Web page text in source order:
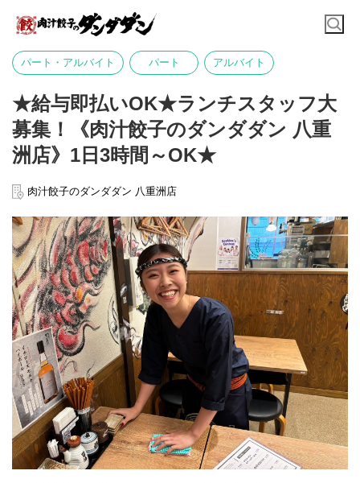
パート・アルバイト パート アルバイト
★給与即払いOK★ランチスタッフ大
募集！《肉汁餃子のダンダダン 八重
洲店》1日3時間～OK★
肉汁餃子のダンダダン 八重洲店